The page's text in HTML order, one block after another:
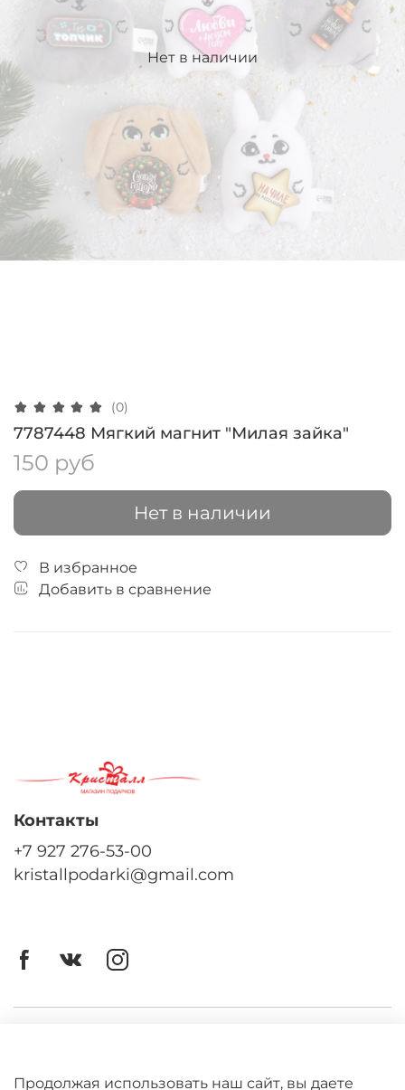
Нет в наличии
(0)
7787448 Мягкий магнит "Милая зайка"
150 руб
Нет в наличии
В избранное
Добавить в сравнение
Контакты
+7 927 276-53-00
kristallpodarki@gmail.com
Продолжая использовать наш сайт, вы даете